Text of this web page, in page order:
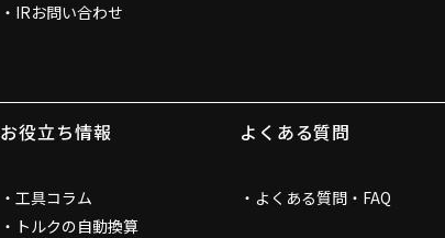
IRお問い合わせ
お役立ち情報
工具コラム
トルクの自動換算
よくある質問
よくある質問・FAQ